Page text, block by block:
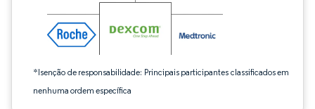
*Isenção de responsabilidade: Principais participantes classificados em
nenhuma ordem específica